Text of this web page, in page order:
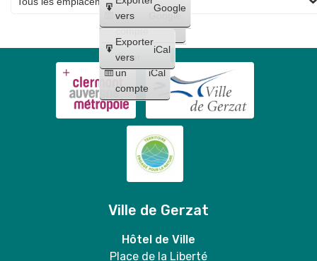
un
compte
Google
Créer
un
compte
iCal
vers
Google
Exporter
vers
iCal
Ville de Gerzat
Hôtel de Ville
Place de la Liberté